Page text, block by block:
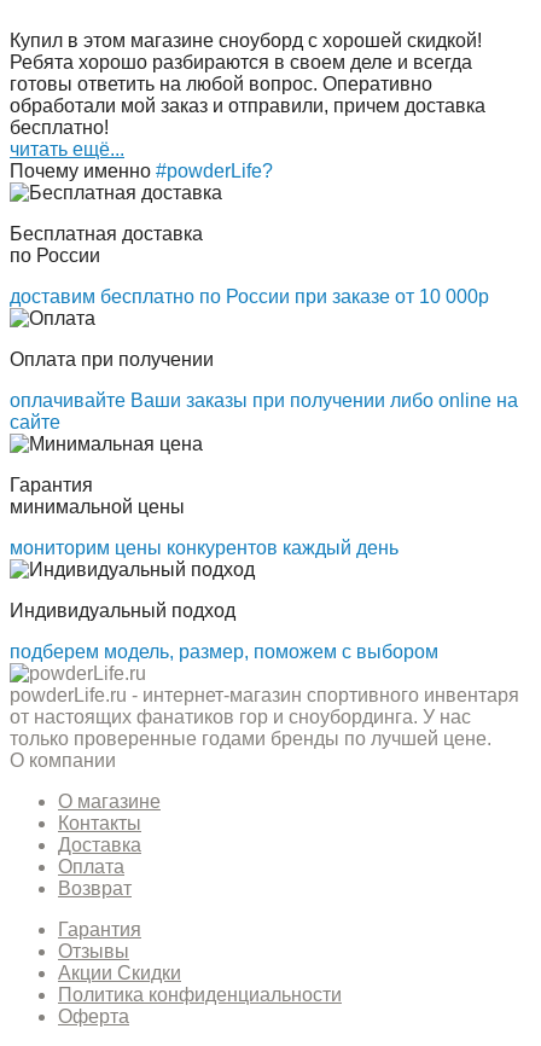
Купил в этом магазине сноуборд с хорошей скидкой!
Ребята хорошо разбираются в своем деле и всегда
готовы ответить на любой вопрос. Оперативно
обработали мой заказ и отправили, причем доставка
бесплатно!
читать ещё...
Почему именно #powderLife?
Бесплатная доставка
по России
доставим бесплатно по России при заказе от 10 000р
Оплата при получении
оплачивайте Ваши заказы при получении либо online на
сайте
Гарантия
минимальной цены
мониторим цены конкурентов каждый день
Индивидуальный подход
подберем модель, размер, поможем с выбором
powderLife.ru - интернет-магазин спортивного инвентаря
от настоящих фанатиков гор и сноубординга. У нас
только проверенные годами бренды по лучшей цене.
О компании
О магазине
Контакты
Доставка
Оплата
Возврат
Гарантия
Отзывы
Акции Скидки
Политика конфиденциальности
Оферта